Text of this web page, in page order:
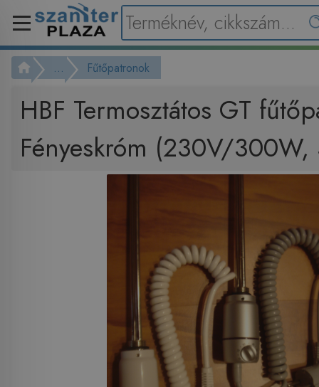
... Fűtőpatronok
HBF Termosztátos GT
Fényeskróm (230V/300W,